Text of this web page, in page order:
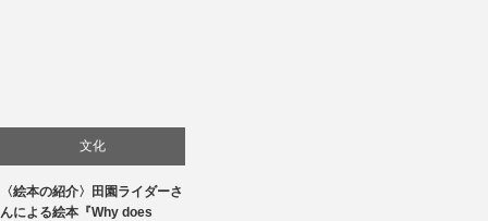
文化
〈絵本の紹介〉田園ライダーさ
んによる絵本『Why does